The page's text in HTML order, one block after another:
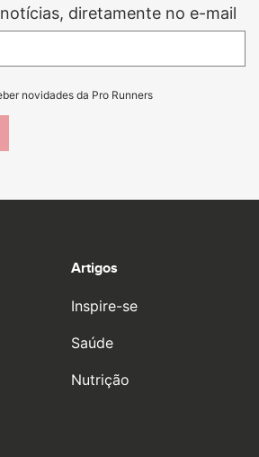
diretamente no e-mail
novidades da Pro Runners
Artigos
Inspire-se
Saúde
Nutrição